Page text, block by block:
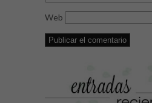
Web